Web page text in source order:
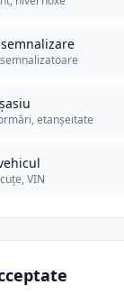
etanșeitate
VIN